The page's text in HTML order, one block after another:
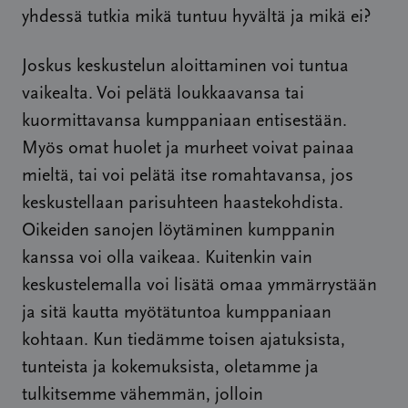
yhdessä tutkia mikä tuntuu hyvältä ja mikä ei?
Joskus keskustelun aloittaminen voi tuntua
vaikealta. Voi pelätä loukkaavansa tai
kuormittavansa kumppaniaan entisestään.
Myös omat huolet ja murheet voivat painaa
mieltä, tai voi pelätä itse romahtavansa, jos
keskustellaan parisuhteen haastekohdista.
Oikeiden sanojen löytäminen kumppanin
kanssa voi olla vaikeaa. Kuitenkin vain
keskustelemalla voi lisätä omaa ymmärrystään
ja sitä kautta myötätuntoa kumppaniaan
kohtaan. Kun tiedämme toisen ajatuksista,
tunteista ja kokemuksista, oletamme ja
tulkitsemme vähemmän, jolloin